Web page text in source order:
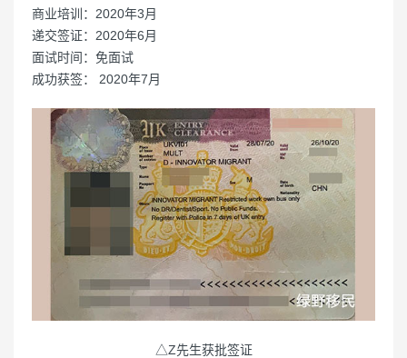
商业培训：2020年3月
递交签证：2020年6月
面试时间：免面试
成功获签： 2020年7月
△Z先生获批签证